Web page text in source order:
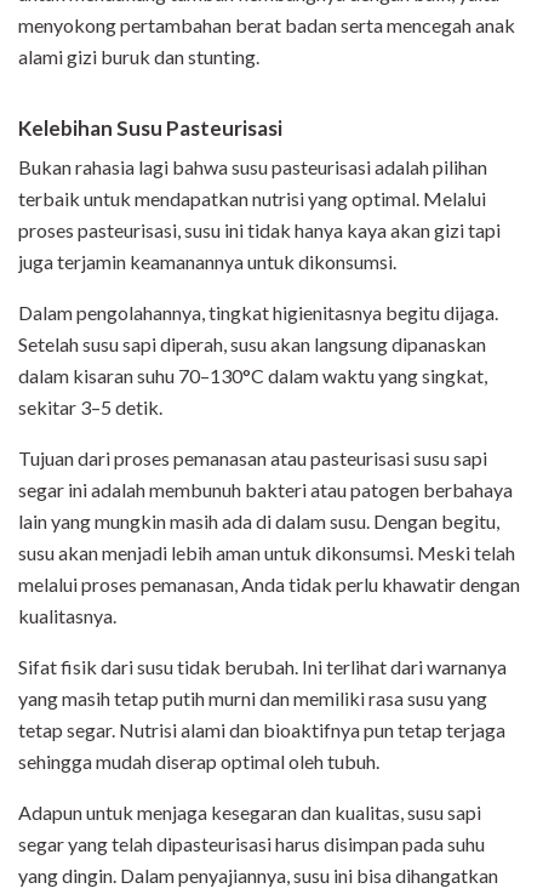
menyokong pertambahan berat badan serta mencegah anak
alami gizi buruk dan stunting.
Kelebihan Susu Pasteurisasi
Bukan rahasia lagi bahwa susu pasteurisasi adalah pilihan
terbaik untuk mendapatkan nutrisi yang optimal. Melalui
proses pasteurisasi, susu ini tidak hanya kaya akan gizi tapi
juga terjamin keamanannya untuk dikonsumsi.
Dalam pengolahannya, tingkat higienitasnya begitu dijaga.
Setelah susu sapi diperah, susu akan langsung dipanaskan
dalam kisaran suhu 70–130°C dalam waktu yang singkat,
sekitar 3–5 detik.
Tujuan dari proses pemanasan atau pasteurisasi susu sapi
segar ini adalah membunuh bakteri atau patogen berbahaya
lain yang mungkin masih ada di dalam susu. Dengan begitu,
susu akan menjadi lebih aman untuk dikonsumsi. Meski telah
melalui proses pemanasan, Anda tidak perlu khawatir dengan
kualitasnya.
Sifat fisik dari susu tidak berubah. Ini terlihat dari warnanya
yang masih tetap putih murnidan memiliki rasa susu yang
tetap segar. Nutrisi alami dan bioaktifnya pun tetap terjaga
sehingga mudah diserap optimal oleh tubuh.
Adapun untuk menjaga kesegaran dan kualitas, susu sapi
segar yang telah dipasteurisasi harus disimpan pada suhu
yang dingin. Dalam penyajiannya, susu ini bisa dihangatkan